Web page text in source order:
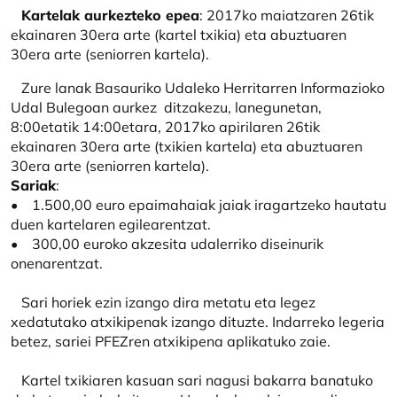
Kartelak aurkezteko epea: 2017ko maiatzaren 26tik
ekainaren 30era arte (kartel txikia) eta abuztuaren
30era arte (seniorren kartela).
Zure lanak Basauriko Udaleko Herritarren Informazioko
Udal Bulegoan aurkez ditzakezu, lanegunetan,
8:00etatik 14:00etara, 2017ko apirilaren 26tik
ekainaren 30era arte (txikien kartela) eta abuztuaren
30era arte (seniorren kartela).
Sariak:
• 1.500,00 euro epaimahaiak jaiak iragartzeko hautatu
duen kartelaren egilearentzat.
• 300,00 euroko akzesita udalerriko diseinurik
onenarentzat.
Sari horiek ezin izango dira metatu eta legez
xedatutako atxikipenak izango dituzte. Indarreko legeria
betez, sariei PFEZren atxikipena aplikatuko zaie.
Kartel txikiaren kasuan sari nagusi bakarra banatuko